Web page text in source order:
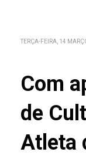
TERÇA-FEIRA, 14
Com
de
Atleta